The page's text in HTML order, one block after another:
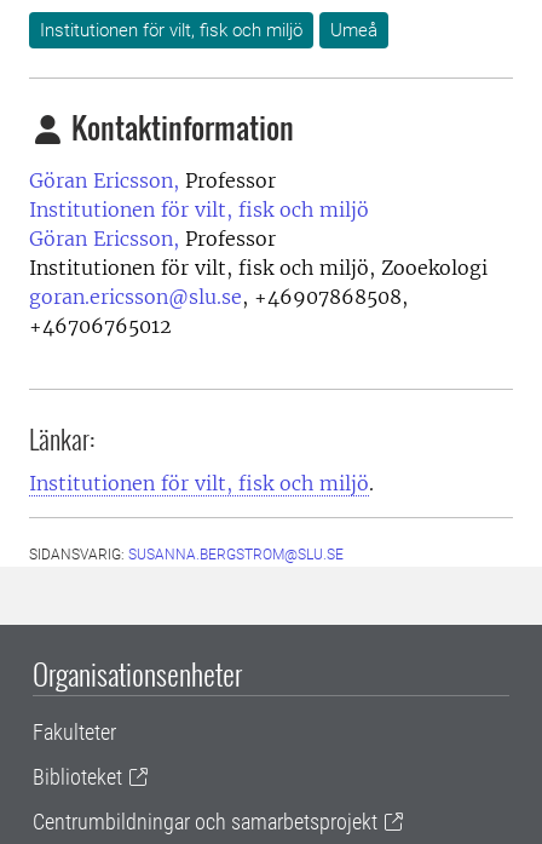
Institutionen för vilt, fisk och miljö Umeå
Kontaktinformation
Göran Ericsson, Professor
Institutionen för vilt, fisk och miljö
Göran Ericsson, Professor
Institutionen för vilt, fisk och miljö, Zooekologi
goran.ericsson@slu.se, +46907868508,
+46706765012
Länkar:
Institutionen för vilt, fisk och miljö.
SIDANSVARIG: SUSANNA.BERGSTROM@SLU.SE
Organisationsenheter
Fakulteter
Biblioteket
Centrumbildningar och samarbetsprojekt